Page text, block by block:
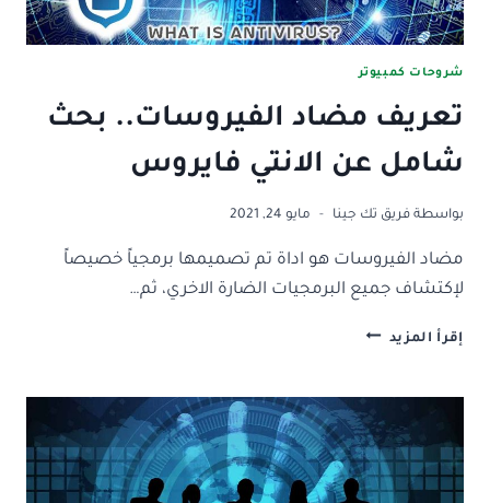
شروحات كمبيوتر
تعريف مضاد الفيروسات.. بحث
شامل عن الانتي فايروس
بواسطة فريق تك جينا مايو 24, 2021
مضاد الفيروسات هو اداة تم تصميمها برمجياً خصيصاً
لإكتشاف جميع البرمجيات الضارة الاخري، ثم…
إقرأ المزيد تعريف
بحث
شامل
عن
الانتي
فايروس